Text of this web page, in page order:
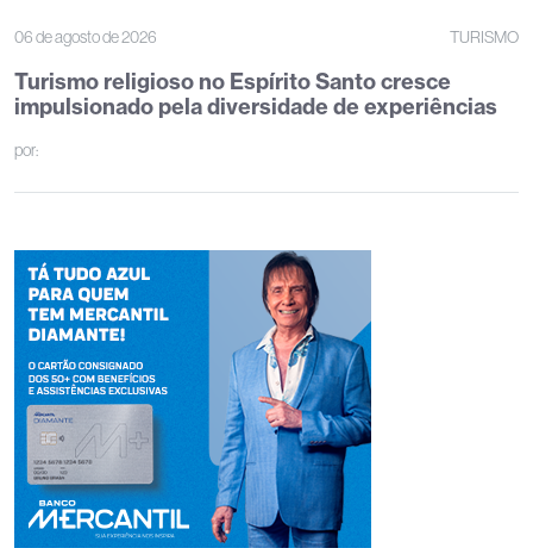
06 de agosto de 2026 TURISMO
Turismo religioso no Espírito Santo cresce
impulsionado pela diversidade de experiências
por: